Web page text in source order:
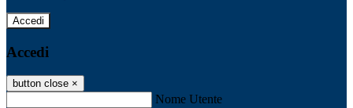
Accedi
Accedi
button close ×
Nome Utente